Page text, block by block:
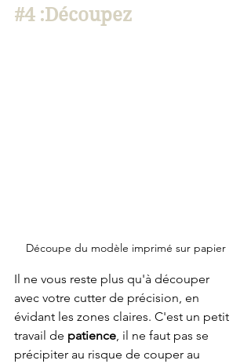
#4 :Découpez
Découpe du modèle imprimé sur papier
Il ne vous reste plus qu'à découper
avec votre cutter de précision, en
évidant les zones claires. C'est un petit
travail de patience, il ne faut pas se
précipiter au risque de couper au